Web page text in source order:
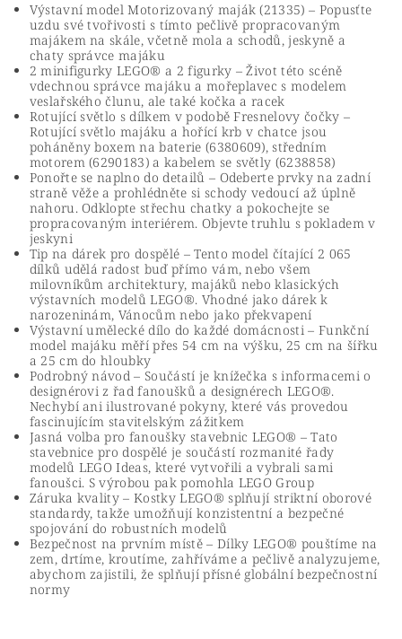
Výstavní model Motorizovaný maják (21335) – Popusťte
uzdu své tvořivosti s tímto pečlivě propracovaným
majákem na skále, včetně mola a schodů, jeskyně a
chaty správce majáku
2 minifigurky LEGO® a 2 figurky – Život této scéně
vdechnou správce majáku a mořeplavec s modelem
veslařského člunu, ale také kočka a racek
Rotující světlo s dílkem v podobě Fresnelovy čočky –
Rotující světlo majáku a hořící krb v chatce jsou
poháněny boxem na baterie (6380609), středním
motorem (6290183) a kabelem se světly (6238858)
Ponořte se naplno do detailů – Odeberte prvky na zadní
straně věže a prohlédněte si schody vedoucí až úplně
nahoru. Odklopte střechu chatky a pokochejte se
propracovaným interiérem. Objevte truhlu s pokladem v
jeskyni
Tip na dárek pro dospělé – Tento model čítající 2 065
dílků udělá radost buď přímo vám, nebo všem
milovníkům architektury, majáků nebo klasických
výstavních modelů LEGO®. Vhodné jako dárek k
narozeninám, Vánocům nebo jako překvapení
Výstavní umělecké dílo do každé domácnosti – Funkční
model majáku měří přes 54 cm na výšku, 25 cm na šířku
a 25 cm do hloubky
Podrobný návod – Součástí je knížečka s informacemi o
designérovi z řad fanoušků a designérech LEGO®.
Nechybí ani ilustrované pokyny, které vás provedou
fascinujícím stavitelským zážitkem
Jasná volba pro fanoušky stavebnic LEGO® – Tato
stavebnice pro dospělé je součástí rozmanité řady
modelů LEGO Ideas, které vytvořili a vybrali sami
fanoušci. S výrobou pak pomohla LEGO Group
Záruka kvality – Kostky LEGO® splňují striktní oborové
standardy, takže umožňují konzistentní a bezpečné
spojování do robustních modelů
Bezpečnost na prvním místě – Dílky LEGO® pouštíme na
zem, drtíme, kroutíme, zahříváme a pečlivě analyzujeme,
abychom zajistili, že splňují přísné globální bezpečnostní
normy